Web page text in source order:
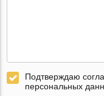
Подтверждаю
персональных